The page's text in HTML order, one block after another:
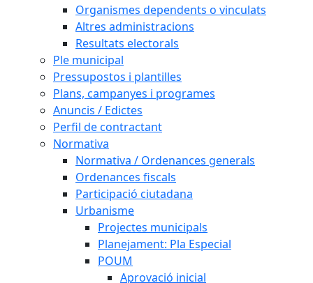
Organismes dependents o vinculats
Altres administracions
Resultats electorals
Ple municipal
Pressupostos i plantilles
Plans, campanyes i programes
Anuncis / Edictes
Perfil de contractant
Normativa
Normativa / Ordenances generals
Ordenances fiscals
Participació ciutadana
Urbanisme
Projectes municipals
Planejament: Pla Especial
POUM
Aprovació inicial